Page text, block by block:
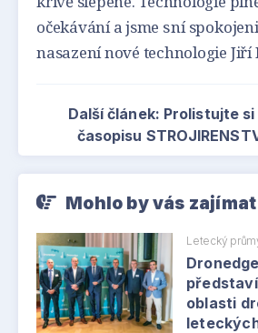
očekávání a jsme s ní
nasazení nové technologie Jiří
Další článek: Prolistujte
časopisu
Mohlo by vás
Letecký
oblasti